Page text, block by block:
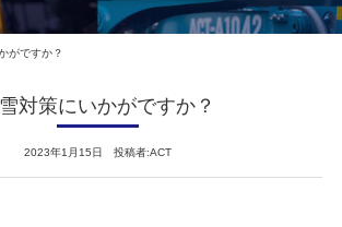
がですか？
対策にいかがですか？
2023年1月15日 投稿者:ACT